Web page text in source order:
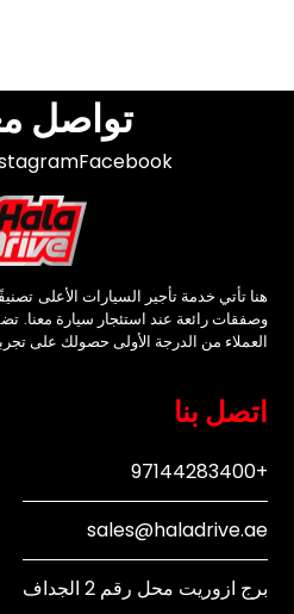
تواصل
Facebook
هنا تأتي خدمة تأجير السيارات الأعلى
وصفقات رائعة عند استئجار سيارة معنا.
العملاء من الدرجة الأولى حصولك على
اتصل بنا
+97144283400
sales@haladrive.ae
برج ازوريت محل رقم 2 الجداف